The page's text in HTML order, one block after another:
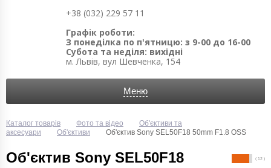
+38 (032) 229 57 11
Графік роботи:
З понеділка по п'ятницю: з 9-00 до 16-00
Субота та неділя: вихідні
м. Львів, вул Шевченка, 154
Меню
Каталог товарів Фото та відео
Об'єктиви та
аксесуари
Об'єктиви Об'єктив Sony SEL50F18 50mm F1.8 OSS
Об'єктив Sony SEL50F18
( 12 )